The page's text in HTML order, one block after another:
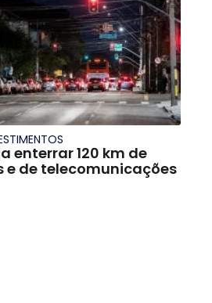
enterrar 120 km de
e de telecomunicações